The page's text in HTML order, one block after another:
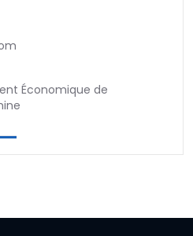
Économique de